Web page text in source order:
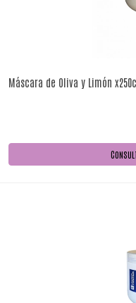
Máscara de Oliva y Limón